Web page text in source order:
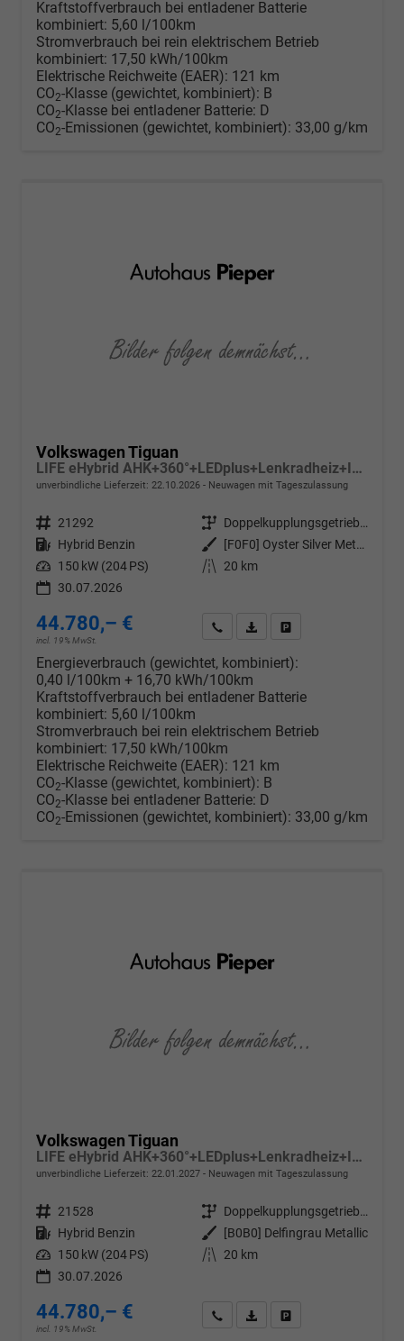
Kraftstoffverbrauch bei entladener Batterie
kombiniert: 5,60 l/100km
Stromverbrauch bei rein elektrischem Betrieb
kombiniert: 17,50 kWh/100km
Elektrische Reichweite (EAER): 121 km
CO2-Klasse (gewichtet, kombiniert): B
CO2-Klasse bei entladener Batterie: D
CO2-Emissionen (gewichtet, kombiniert): 33,00 g/km
Volkswagen Tiguan
LIFE eHybrid AHK+360°+LEDplus+Lenkradheiz+IQ.Drive+ACC+AppConnect+eHeck
unverbindliche Lieferzeit: 22.10.2026 Neuwagen mit Tageszulassung
Fahrzeugnr. 21292 Getriebe
Doppelkupplungsgetriebe (DSG)
Kraftstoff Hybrid Benzin Außenfarbe
[F0F0] Oyster Silver Metallic
Leistung 150 kW (204 PS) Kilometerstand
20 km
30.07.2026
44.780,– €
incl. 19% MwSt.
Wir rufen Sie anPDF-Datei, Fahrzeugexposé
Energieverbrauch (gewichtet, kombiniert):
0,40 l/100km + 16,70 kWh/100km
Kraftstoffverbrauch bei entladener Batterie
kombiniert: 5,60 l/100km
Stromverbrauch bei rein elektrischem Betrieb
kombiniert: 17,50 kWh/100km
Elektrische Reichweite (EAER): 121 km
CO2-Klasse (gewichtet, kombiniert): B
CO2-Klasse bei entladener Batterie: D
CO2-Emissionen (gewichtet, kombiniert): 33,00 g/km
Volkswagen Tiguan
LIFE eHybrid AHK+360°+LEDplus+Lenkradheiz+IQ.Drive+ACC+AppConnect+eHeck
unverbindliche Lieferzeit: 22.01.2027 Neuwagen mit Tageszulassung
Fahrzeugnr. 21528 Getriebe
Doppelkupplungsgetriebe (DSG)
Kraftstoff Hybrid Benzin Außenfarbe
[B0B0] Delfingrau Metallic
Leistung 150 kW (204 PS) Kilometerstand
20 km
30.07.2026
44.780,– €
incl. 19% MwSt.
Wir rufen Sie anPDF-Datei, Fahrzeugexposé